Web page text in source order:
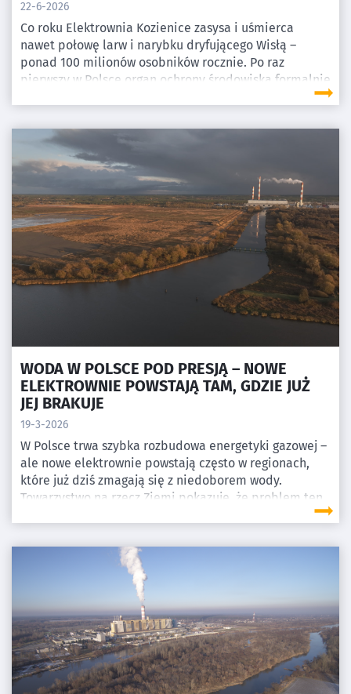
22-6-2026
Co roku Elektrownia Kozienice zasysa i uśmierca
nawet połowę larw i narybku dryfującego Wisłą –
ponad 100 milionów osobników rocznie. Po raz
pierwszy w Polsce organ ochrony środowiska formalnie
zażądał od spółki energetycznej naprawy tych szkód.
WODA W POLSCE POD PRESJĄ – NOWE
ELEKTROWNIE POWSTAJĄ TAM, GDZIE JUŻ
JEJ BRAKUJE
19-3-2026
W Polsce trwa szybka rozbudowa energetyki gazowej –
ale nowe elektrownie powstają często w regionach,
które już dziś zmagają się z niedoborem wody.
Towarzystwo na rzecz Ziemi pokazuje, że problem ten